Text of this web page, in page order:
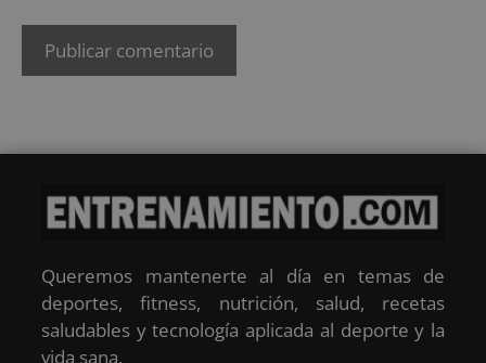
Queremos mantenerte al día en temas de
deportes, fitness, nutrición, salud, recetas
saludables y tecnología aplicada al deporte y la
vida sana.